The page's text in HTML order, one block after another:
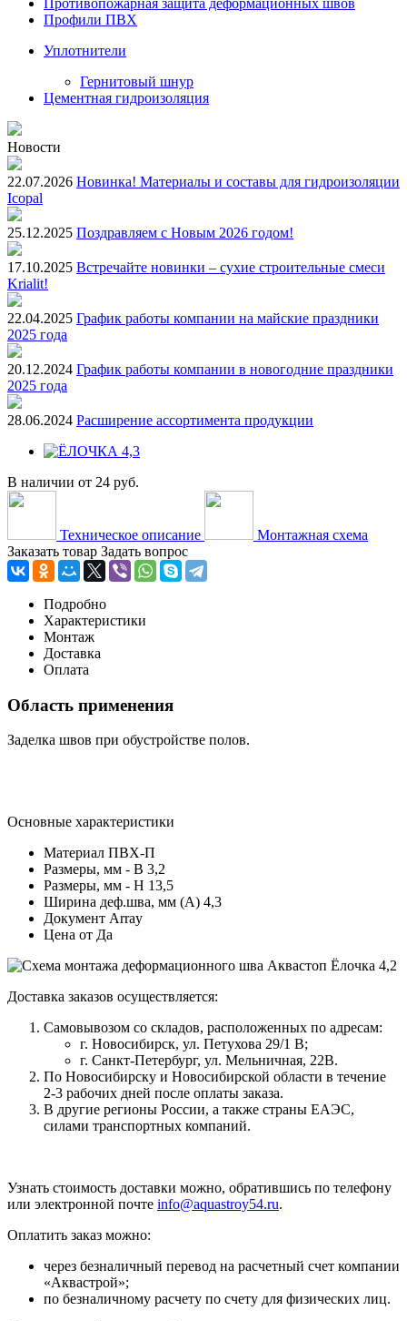
Профили ПВХ
Уплотнители
Гернитовый шнур
Цементная гидроизоляция
Новости
22.07.2026 Новинка! Материалы и составы для гидроизоляции
Icopal
25.12.2025 Поздравляем с Новым 2026 годом!
17.10.2025 Встречайте новинки – сухие строительные смеси
Krialit!
22.04.2025 График работы компании на майские праздники
2025 года
20.12.2024 График работы компании в новогодние праздники
2025 года
28.06.2024 Расширение ассортимента продукции
В наличии от 24 руб.
Техническое описание
Монтажная схема
Заказать товар Задать вопрос
Подробно
Характеристики
Монтаж
Доставка
Оплата
Область применения
Заделка швов при обустройстве полов.
Основные характеристики
Материал ПВХ-П
Размеры, мм - В 3,2
Размеры, мм - Н 13,5
Ширина деф.шва, мм (А) 4,3
Документ Array
Цена от Да
Доставка заказов осуществляется:
Самовывозом со складов, расположенных по адресам:
г. Новосибирск, ул. Петухова 29/1 В;
г. Санкт-Петербург, ул. Мельничная, 22В.
По Новосибирску и Новосибирской области в течение
2-3 рабочих дней после оплаты заказа.
В другие регионы России, а также страны ЕАЭС,
силами транспортных компаний.
Узнать стоимость доставки можно, обратившись по телефону
или электронной почте info@aquastroy54.ru.
Оплатить заказ можно:
через безналичный перевод на расчетный счет компании
«Аквастрой»;
по безналичному расчету по счету для физических лиц.